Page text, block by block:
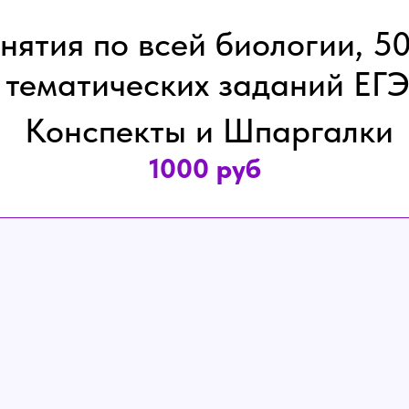
по всей биологии,
тематических заданий ЕГЭ
1000 руб
Конспекты и Шпаргалки